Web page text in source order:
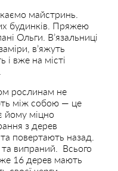
майстринь.
будинків. Пряжею
Ольги. В’язальниці
в’яжуть
і вже на місті
рослинам не
між собою — це
йому міцно
з дерев
повертають назад.
випраний. Всього
16 дерев мають